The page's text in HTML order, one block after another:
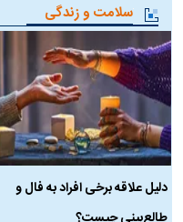
سلامت و زندگی
دلیل علاقه برخی افراد به فال و